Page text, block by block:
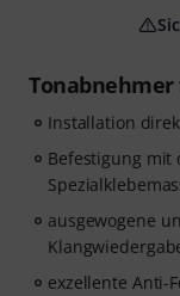
Installation
Befestigung mit
ausgewogene
exzellente Anti-